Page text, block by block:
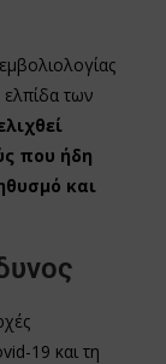
των
που ήδη
και
19 και τη